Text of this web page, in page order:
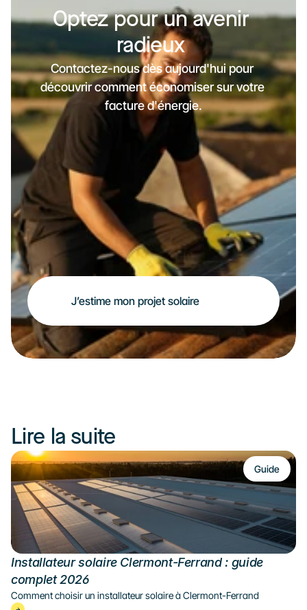
Optez pour un avenir
radieux
Contactez-nous dès aujourd'hui pour
découvrir comment économiser sur votre
facture d'énergie.
J’estime mon projet solaire
Lire la suite
Guide
Installateur solaire Clermont-Ferrand : guide
complet 2026
Comment choisir un installateur solaire à Clermont-Ferrand